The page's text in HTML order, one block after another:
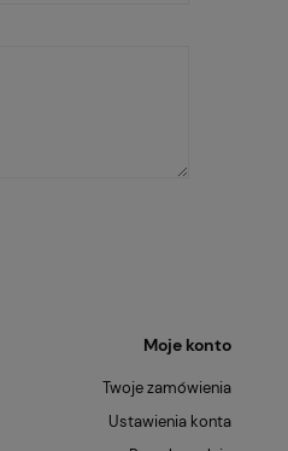
Moje konto
Twoje zamówienia
Ustawienia konta